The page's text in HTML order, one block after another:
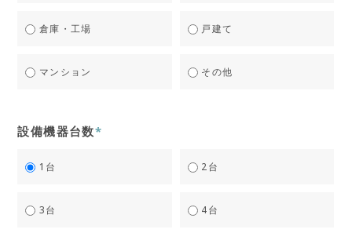
倉庫・工場 戸建て
マンション その他
設備機器台数*
1台 2台
3台 4台